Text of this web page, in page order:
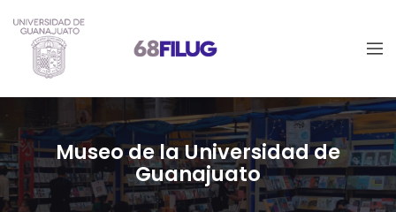
Museo de la Universidad de
Guanajuato